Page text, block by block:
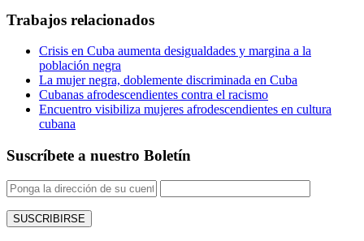
Trabajos relacionados
Crisis en Cuba aumenta desigualdades y margina a la
población negra
La mujer negra, doblemente discriminada en Cuba
Cubanas afrodescendientes contra el racismo
Encuentro visibiliza mujeres afrodescendientes en cultura
cubana
Suscríbete a nuestro Boletín